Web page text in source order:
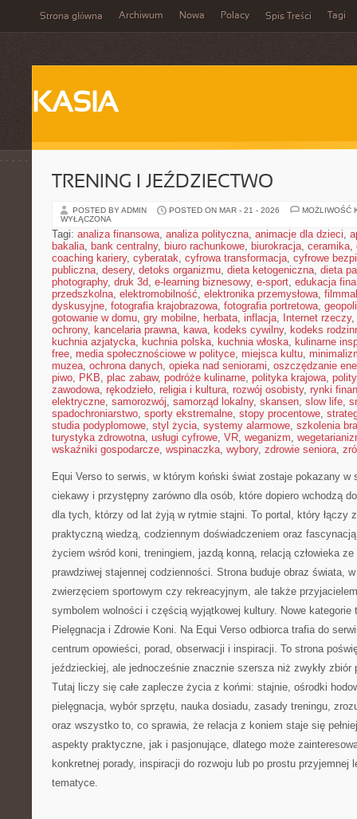
Strona główna Archiwum Nowa Polacy Spis Treści Tagi
KASIA
TRENING I JEŹDZIECTWO
POSTED BY ADMIN POSTED ON MAR - 21 - 2026
MOŻLIWOŚĆ
WYŁĄCZONA
Tagi: analiza finansowa, analiza polityczna, animacje dla dzieci,
bakalia, bank centralny, biuro rachunkowe, biurokracja, ceramika,
coaching kariery, cyberatak, cyfrowa transformacja, cyfrowe
publiczna, desery, detoks organizmu, dieta ketogeniczna, dieta
photography, druk 3d, e-learning biznesowy, e-sport, edukacja
przedszkolna, elektromobilność, elektronika przemysłowa,
dyskusyjne, fotografia krajobrazowa, fotografia portretowa,
gotowanie w domu, gry mobilne, herbata, inflacja, Internet rzeczy,
ochrony, kancelaria prawna, kawa, kodeks cywilny, kodeks
kuchnia azjatycka, kuchnia polska, kuchnia włoska, kulinarne
free, media społecznościowe w polityce, miejsca kultu,
muzea, ochrona danych, opieka nad seniorami, oszczędzanie
piwo, PKB, plac zabaw, podróże kulinarne, polityka krajowa,
zawodowa, rękodzieło, religia i kultura, rozwój osobisty, rynki
elektryczne, samorozwój, samorząd lokalny, skansen, slow life,
spadochroniarstwo, sporty ekstremalne, stopy procentowe,
studia podyplomowe, styl życia, systemy alarmowe, szkolenia
turystyka zdrowotna, usługi cyfrowe, VR, weganizm,
wskaźniki gospodarcze, wspinaczka, wybory, zdrowie seniora,
Equi Verso to serwis, w którym koński świat zostaje pokazany w
ciekawy i przystępny zarówno dla osób, które dopiero wchodzą
dla tych, którzy od lat żyją w rytmie stajni. To portal, który łączy
praktyczną wiedzą, codziennym doświadczeniem oraz
życiem wśród koni, treningiem, jazdą konną, relacją człowieka
prawdziwej stajennej codzienności. Strona buduje obraz świata,
zwierzęciem sportowym czy rekreacyjnym, ale także
symbolem wolności i częścią wyjątkowej kultury. Nowe kategorie
Pielęgnacja i Zdrowie Koni. Na Equi Verso odbiorca trafia do
centrum opowieści, porad, obserwacji i inspiracji. To strona
jeździeckiej, ale jednocześnie znacznie szersza niż zwykły zbiór
Tutaj liczy się całe zaplecze życia z końmi: stajnie, ośrodki
pielęgnacja, wybór sprzętu, nauka dosiadu, zasady treningu,
oraz wszystko to, co sprawia, że relacja z koniem staje się
aspekty praktyczne, jak i pasjonujące, dlatego może
konkretnej porady, inspiracji do rozwoju lub po prostu przyjemnej
tematyce.